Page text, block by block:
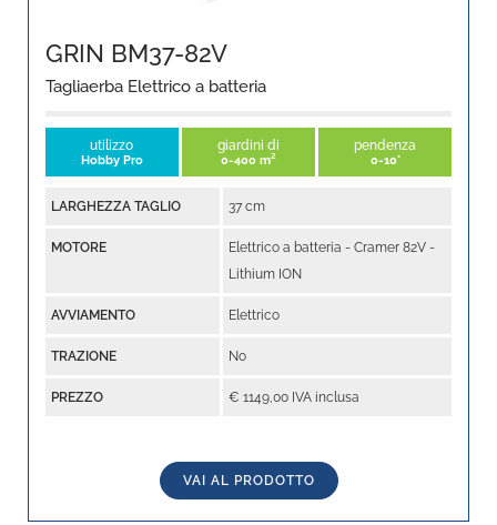
GRIN BM37-82V
Tagliaerba Elettrico a batteria
utilizzo
Hobby Pro
giardini di
0-400 m²
pendenza
0-10°
LARGHEZZA TAGLIO 37 cm
MOTORE
Elettrico a batteria - Cramer 82V -
Lithium ION
AVVIAMENTO Elettrico
TRAZIONE No
PREZZO € 1149,00 IVA inclusa
VAI AL PRODOTTO